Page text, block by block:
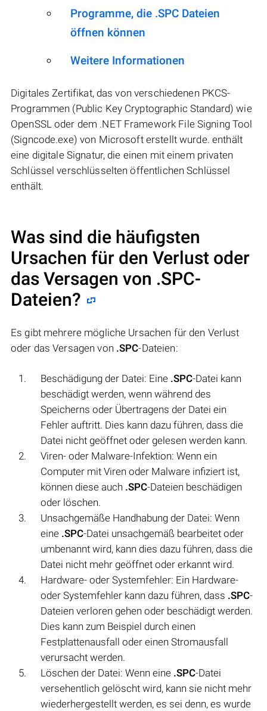
Programme, die .SPC Dateien
öffnen können
Weitere Informationen
Digitales Zertifikat, das von verschiedenen PKCS-
Programmen (Public Key Cryptographic Standard) wie
OpenSSL oder dem .NET Framework File Signing Tool
(Signcode.exe) von Microsoft erstellt wurde. enthält
eine digitale Signatur, die einen mit einem privaten
Schlüssel verschlüsselten öffentlichen Schlüssel
enthält.
Was sind die häufigsten
Ursachen für den Verlust oder
das Versagen von .SPC-
Dateien?
Es gibt mehrere mögliche Ursachen für den Verlust
oder das Versagen von .SPC-Dateien:
Beschädigung der Datei: Eine .SPC-Datei kann
beschädigt werden, wenn während des
Speicherns oder Übertragens der Datei ein
Fehler auftritt. Dies kann dazu führen, dass die
Datei nicht geöffnet oder gelesen werden kann.
Viren- oder Malware-Infektion: Wenn ein
Computer mit Viren oder Malware infiziert ist,
können diese auch .SPC-Dateien beschädigen
oder löschen.
Unsachgemäße Handhabung der Datei: Wenn
eine .SPC-Datei unsachgemäß bearbeitet oder
umbenannt wird, kann dies dazu führen, dass die
Datei nicht mehr geöffnet oder erkannt wird.
Hardware- oder Systemfehler: Ein Hardware-
oder Systemfehler kann dazu führen, dass .SPC-
Dateien verloren gehen oder beschädigt werden.
Dies kann zum Beispiel durch einen
Festplattenausfall oder einen Stromausfall
verursacht werden.
Löschen der Datei: Wenn eine .SPC-Datei
versehentlich gelöscht wird, kann sie nicht mehr
wiederhergestellt werden, es sei denn, es wurde